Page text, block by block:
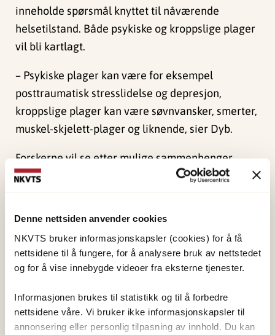
Denne nettsiden anvender cookies
NKVTS bruker informasjonskapsler (cookies) for å få
nettsidene til å fungere, for å analysere bruk av nettstedet
og for å vise innebygde videoer fra eksterne tjenester.
Informasjonen brukes til statistikk og til å forbedre
nettsidene våre. Vi bruker ikke informasjonskapsler til
annonsering eller personlig tilpasning av innhold. Du kan
inneholde spørsmål knyttet til nåværende
helsetilstand. Både psykiske og kroppslige plager
vil bli kartlagt.
– Psykiske plager kan være for eksempel
posttraumatisk stresslidelse og depresjon,
kroppslige plager kan være søvnvansker, smerter,
muskel-skjelett-plager og liknende, sier Dyb.
Forskerne vil se etter mulige sammenhenger
mellom nåværende helsetilstand og de
Betydelige helseplager
Hovedmålsetningen med studien
« Terrorangrepet – opplevelser og reaksjoner hos
de som overlevde på Utøya», som startet opp i
2011, er å kartlegge helsetilstand og fungering